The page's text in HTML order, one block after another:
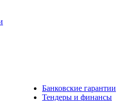
Банковские гарантии
Тендеры и финансы